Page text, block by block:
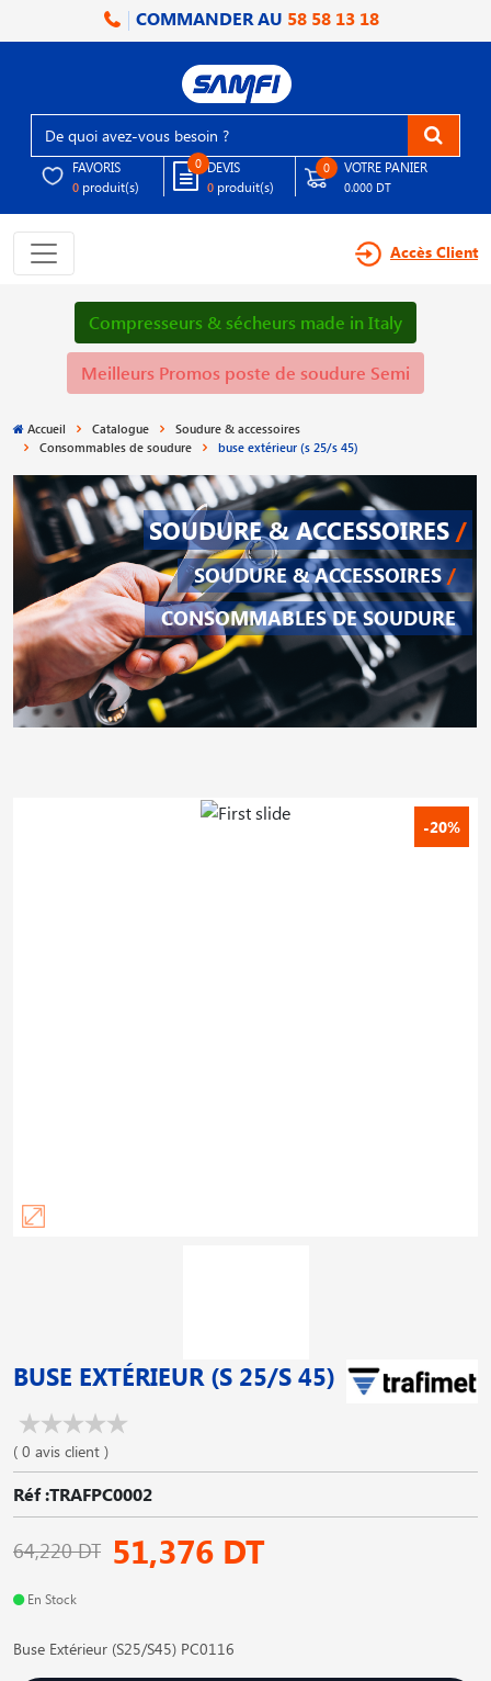
COMMANDER AU 58 58 13 18
FAVORIS
0 produit(s)
0 DEVIS
0 produit(s)
0 VOTRE PANIER
0.000 DT
Accès Client
Compresseurs & sécheurs made in Italy
Meilleurs Promos poste de soudure Semi
Accueil Catalogue
Soudure & accessoires
Consommables de soudure
buse extérieur (s 25/s 45)
SOUDURE & ACCESSOIRES /
SOUDURE & ACCESSOIRES /
CONSOMMABLES DE SOUDURE
-20%
BUSE EXTÉRIEUR (S 25/S 45)
( 0 avis client )
Réf :TRAFPC0002
64,220 DT 51,376 DT
En Stock
Buse Extérieur (S25/S45) PC0116